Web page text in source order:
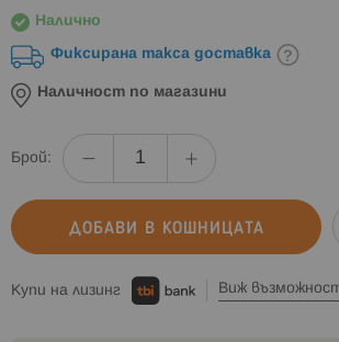
Налично
Фиксирана такса доставка
Наличност по магазини
Брой:
ДОБАВИ В КОШНИЦАТА
Купи на лизинг Виж